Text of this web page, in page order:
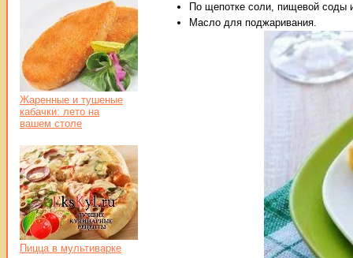
По щепотке соли, пищевой соды
Масло для поджаривания.
Жаренные и тушеные
кабачки: лето на
вашем столе
Пицца в мультиварке